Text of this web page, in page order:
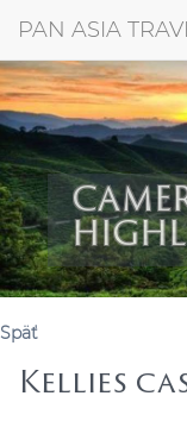
PAN ASIA
+421 917 372 256
Späť
Kellies